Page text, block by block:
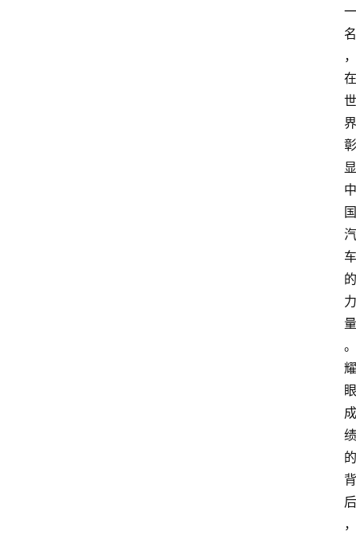
一
名
，
在
世
界
彰
显
中
国
汽
车
的
力
量
。
耀
眼
成
绩
的
背
后
，